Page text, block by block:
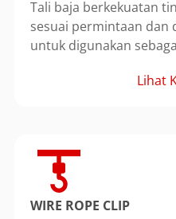
Tali baja berkekuatan
sesuai permintaan dan
untuk digunakan
Lihat
WIRE ROPE CLIP